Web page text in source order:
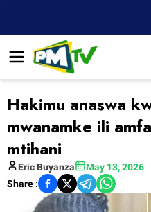
Hakimu anaswa
mwanamke ili
mtihani
Eric Buyanza
May 13, 2026
Share :